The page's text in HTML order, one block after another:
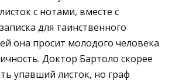
с нотами, вместе с
для таинственного
она просит молодого человека
Доктор Бартоло скорее
упавший листок, но граф